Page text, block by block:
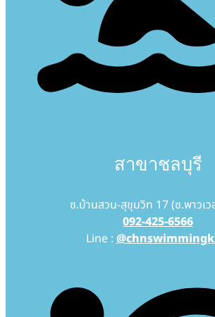
สาขาชลบุรี
ซ.บ้านสวน-สุขุมวิท 17 (ซ.พาวเว
092-425-6566
Line :